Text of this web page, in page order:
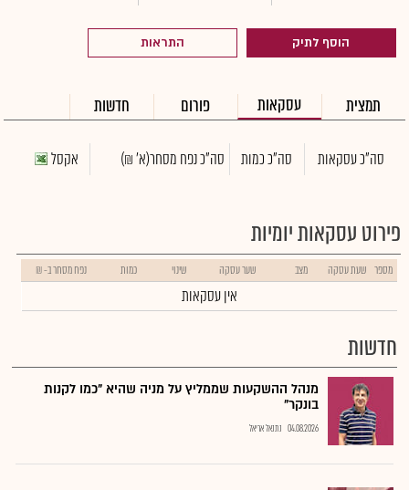
הוסף לתיק התראות
תמצית עסקאות פורום חדשות
סה"כ עסקאות סה"כ כמות סה"כ נפח מסחר(א' ₪) אקסל
פירוט עסקאות יומיות
מספר שעת עסקה מצב שער עסקה שינוי כמות נפח מסחר ב- ₪
אין עסקאות
חדשות
מנהל ההשקעות שממליץ על מניה שהיא "כמו לקנות
בונקר"
04.08.2026 נתנאל אריאל